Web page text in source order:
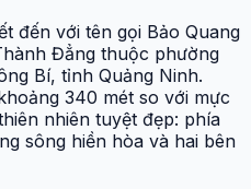
đến với tên gọi Bảo Quang
Đẳng thuộc phường
Bí, tỉnh Quảng Ninh.
340 mét so với mực
nhiên tuyệt đẹp: phía
sông hiền hòa và hai bên